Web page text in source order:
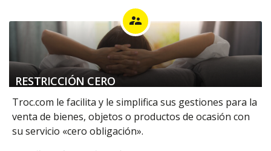
supervisor_account
RESTRICCIÓN CERO
Troc.com le facilita y le simplifica sus gestiones para la
venta de bienes, objetos o productos de ocasión con
su servicio «cero obligación».